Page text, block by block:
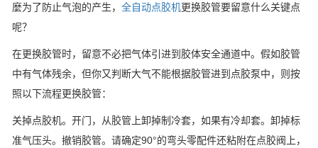
麼为了防止气泡的产生， 全自动点胶机更换胶管要留意什么关键点
呢？
在更换胶管时，留意不必把气体引进到胶体安全通道中。假如胶管
中有气体残余，但你又判断大气不能根据胶管进到点胶泵中，则按
照以下流程更换胶管：
关掉点胶机。开门，从胶管上卸掉制冷套，如果有冷却套。卸掉标
准气压头。撤销胶管。请确定90°的弯头零配件还粘附在点胶阀上，